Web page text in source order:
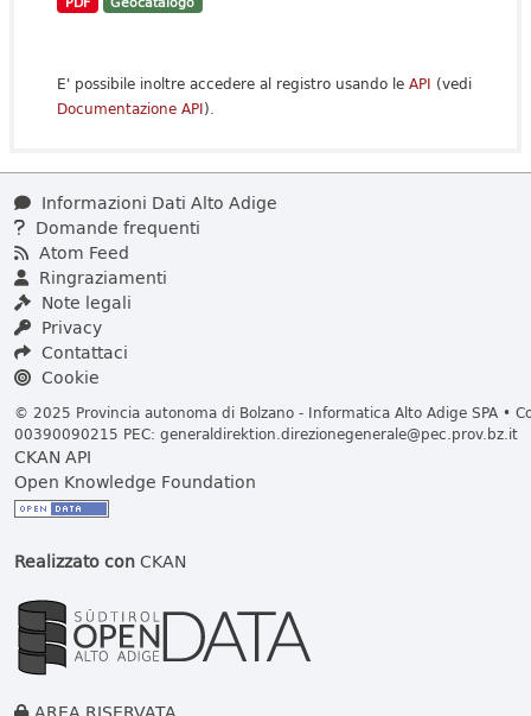
E' possibile inoltre accedere al registro usando le API (vedi
Documentazione API).
Informazioni Dati Alto Adige
Domande frequenti
Atom Feed
Ringraziamenti
Note legali
Privacy
Contattaci
Cookie
© 2025 Provincia autonoma di Bolzano - Informatica Alto Adige SPA •
00390090215 PEC: generaldirektion.direzionegenerale@pec.prov.bz.it
CKAN API
Open Knowledge Foundation
Realizzato conCKAN